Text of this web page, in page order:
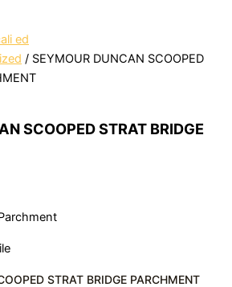
ed
/ SEYMOUR DUNCAN SCOOPED
SCOOPED STRAT BRIDGE
STRAT BRIDGE PARCHMENT